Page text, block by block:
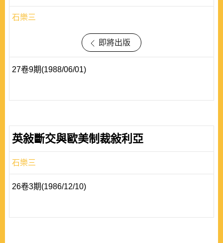
石樂三
即將出版
27卷9期(1988/06/01)
英敍斷交與歐美制裁敍利亞
石樂三
26卷3期(1986/12/10)